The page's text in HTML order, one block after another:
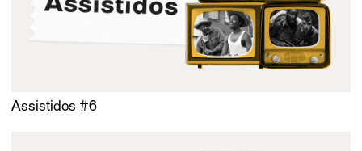
Assistidos #6